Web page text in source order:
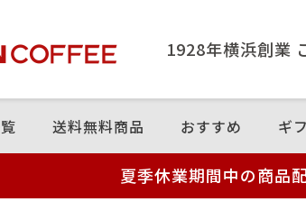
1928年横浜創業
送料無料商品 おすすめ ギ
夏季休業期間中の商品